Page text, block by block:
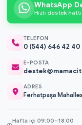
WhatsApp
Hızlı destek hattı
TELEFON
0 (544) 646 42 40
E-POSTA
ADRES
Ferhatpaşa
Hafta içi 09:00–18:00